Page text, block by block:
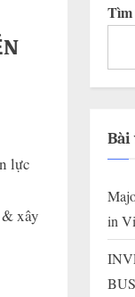
lực
xây
in